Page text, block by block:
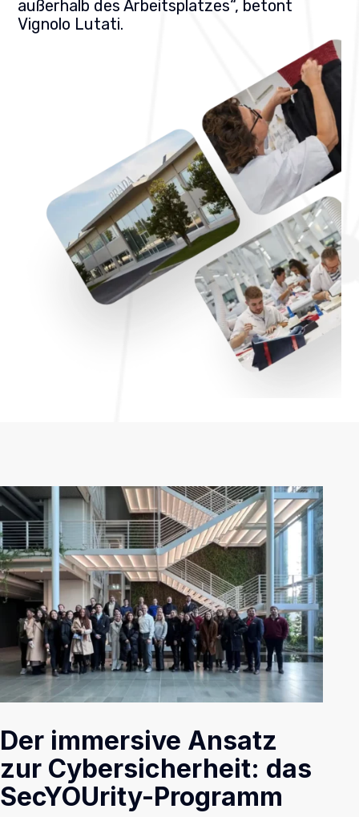
außerhalb des Arbeitsplatzes“, betont
Vignolo Lutati.
Der immersive Ansatz
zur Cybersicherheit: das
SecYOUrity-Programm